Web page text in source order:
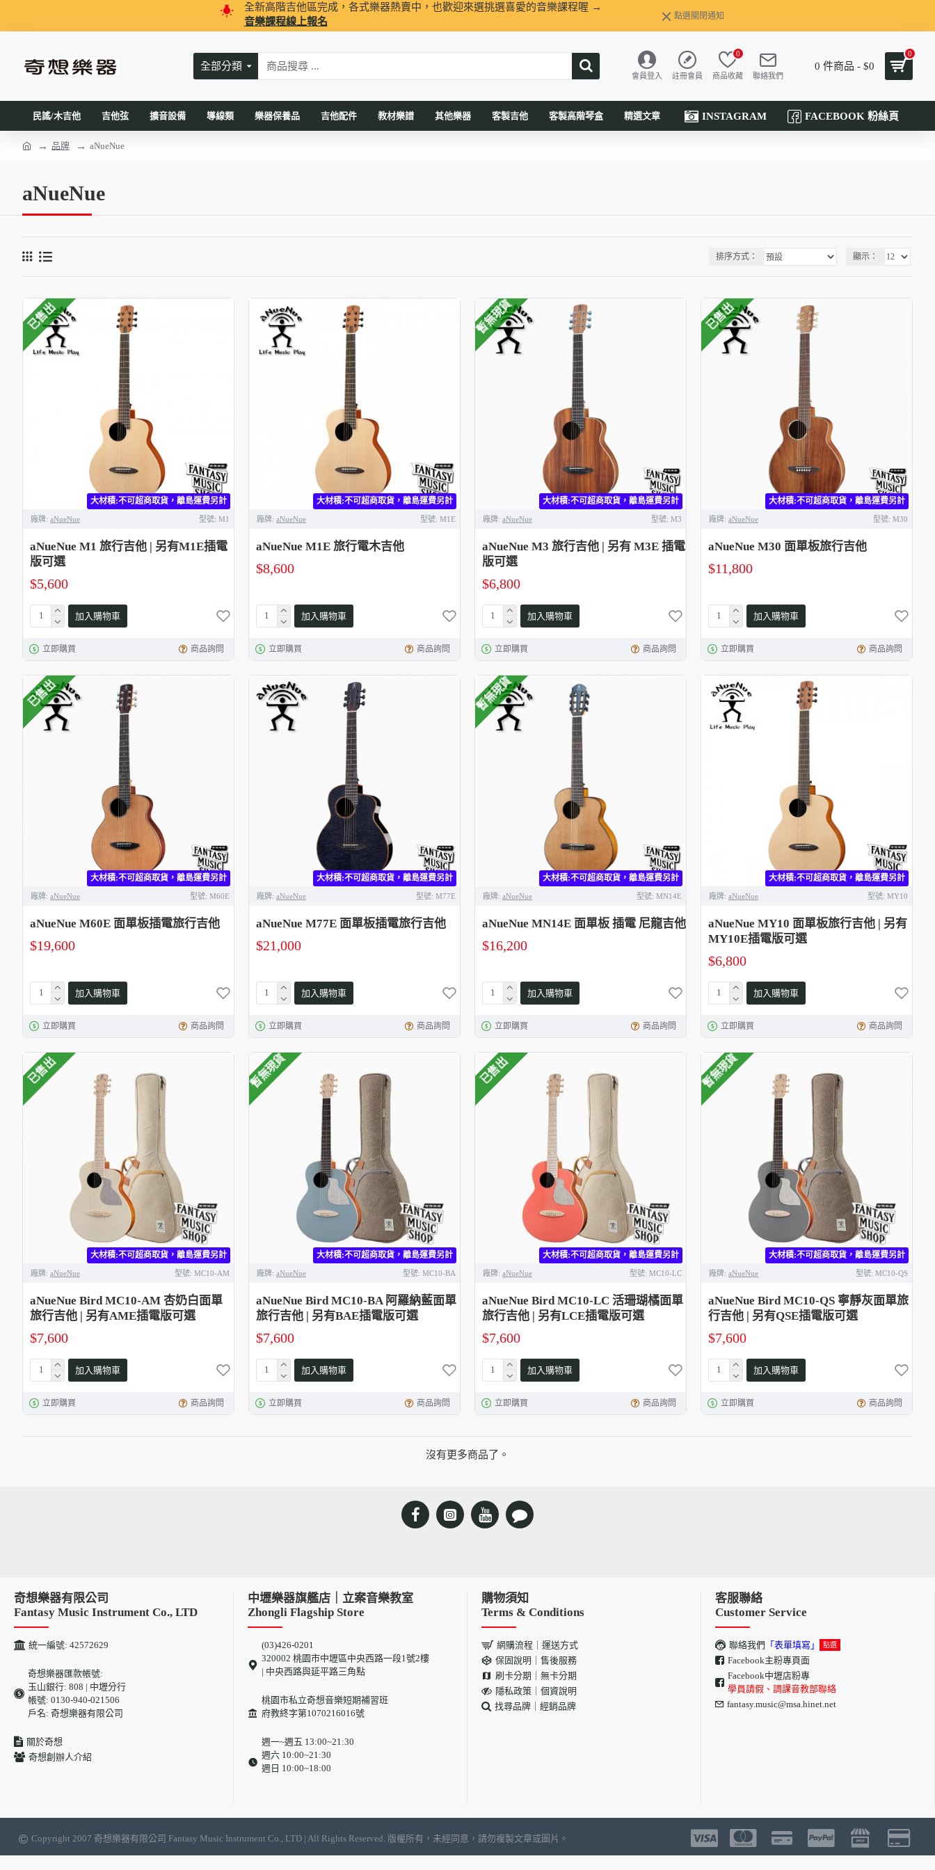
全新高階吉他區完成，各式樂器熱賣中，也歡迎來選挑選喜愛的音樂課程喔 →
音樂課程線上報名
點選關閉通知
全部分類
會員登入 註冊會員 商品收藏
0
聯絡我們
0 件商品 - $0
0
民謠/木吉他 吉他弦 擴音設備 導線類 樂器保養品 吉他配件 教材樂譜 其他樂器 客製吉他 客製高階琴盒 精選文章 INSTAGRAM FACEBOOK 粉絲頁
品牌 aNueNue
aNueNue
排序方式： 顯示：
大材積:不可超商取貨，離島運費另計
已售出
廠牌: aNueNue 型號: M1
aNueNue M1 旅行吉他 | 另有M1E插電
版可選
$5,600
加入購物車
立即購買 商品詢問
大材積:不可超商取貨，離島運費另計
廠牌: aNueNue 型號: M1E
aNueNue M1E 旅行電木吉他
$8,600
加入購物車
立即購買 商品詢問
大材積:不可超商取貨，離島運費另計
暫無現貨
廠牌: aNueNue 型號: M3
aNueNue M3 旅行吉他 | 另有 M3E 插電
版可選
$6,800
加入購物車
立即購買 商品詢問
大材積:不可超商取貨，離島運費另計
已售出
廠牌: aNueNue 型號: M30
aNueNue M30 面單板旅行吉他
$11,800
加入購物車
立即購買 商品詢問
大材積:不可超商取貨，離島運費另計
已售出
廠牌: aNueNue 型號: M60E
aNueNue M60E 面單板插電旅行吉他
$19,600
加入購物車
立即購買 商品詢問
大材積:不可超商取貨，離島運費另計
廠牌: aNueNue 型號: M77E
aNueNue M77E 面單板插電旅行吉他
$21,000
加入購物車
立即購買 商品詢問
大材積:不可超商取貨，離島運費另計
暫無現貨
廠牌: aNueNue 型號: MN14E
aNueNue MN14E 面單板 插電 尼龍吉他
$16,200
加入購物車
立即購買 商品詢問
大材積:不可超商取貨，離島運費另計
廠牌: aNueNue 型號: MY10
aNueNue MY10 面單板旅行吉他 | 另有
MY10E插電版可選
$6,800
加入購物車
立即購買 商品詢問
大材積:不可超商取貨，離島運費另計
已售出
廠牌: aNueNue 型號: MC10-AM
aNueNue Bird MC10-AM 杏奶白面單
旅行吉他 | 另有AME插電版可選
$7,600
加入購物車
立即購買 商品詢問
大材積:不可超商取貨，離島運費另計
暫無現貨
廠牌: aNueNue 型號: MC10-BA
aNueNue Bird MC10-BA 阿羅納藍面單
旅行吉他 | 另有BAE插電版可選
$7,600
加入購物車
立即購買 商品詢問
大材積:不可超商取貨，離島運費另計
已售出
廠牌: aNueNue 型號: MC10-LC
aNueNue Bird MC10-LC 活珊瑚橘面單
旅行吉他 | 另有LCE插電版可選
$7,600
加入購物車
立即購買 商品詢問
大材積:不可超商取貨，離島運費另計
暫無現貨
廠牌: aNueNue 型號: MC10-QS
aNueNue Bird MC10-QS 寧靜灰面單旅
行吉他 | 另有QSE插電版可選
$7,600
加入購物車
立即購買 商品詢問
沒有更多商品了。
奇想樂器有限公司
Fantasy Music Instrument Co., LTD
統一編號: 42572629
奇想樂器匯款帳號:
玉山銀行: 808 | 中壢分行
帳號: 0130-940-021506
戶名: 奇想樂器有限公司
關於奇想
奇想創辦人介紹
中壢樂器旗艦店｜立案音樂教室
Zhongli Flagship Store
(03)426-0201
320002 桃園市中壢區中央西路一段1號2樓
| 中央西路與延平路三角點
桃園市私立奇想音樂短期補習班
府教終字第1070216016號
週一~週五 13:00~21:30
週六 10:00~21:30
週日 10:00~18:00
購物須知
Terms & Conditions
網購流程｜運送方式
保固說明｜售後服務
刷卡分期｜無卡分期
隱私政策｜個資說明
找尋品牌｜經銷品牌
客服聯絡
Customer Service
聯絡我們 「表單填寫」 點選
Facebook主粉專頁面
Facebook中壢店粉專
學員請假、調課音教部聯絡
fantasy.music@msa.hinet.net
Copyright 2007 奇想樂器有限公司 Fantasy Music Instrument Co., LTD | All Rights Reserved. 版權所有，未經同意，請勿複製文章或圖片。